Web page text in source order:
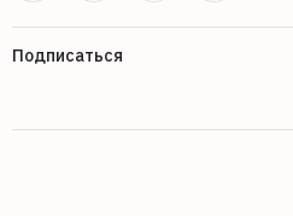
Подписаться